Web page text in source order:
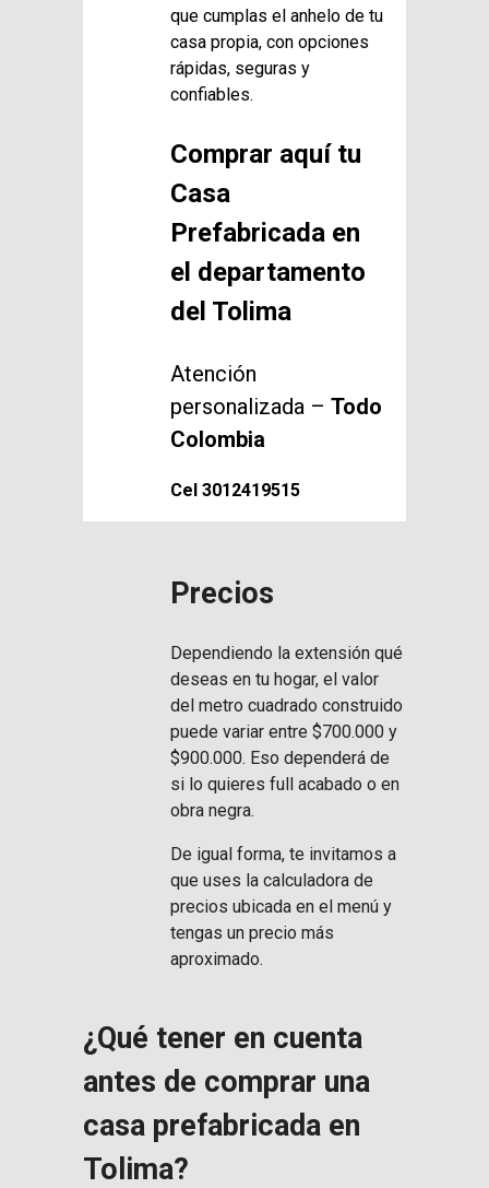
que cumplas el anhelo de tu
casa propia, con opciones
rápidas, seguras y
confiables.
Comprar aquí tu
Casa
Prefabricada en
el departamento
del Tolima
Atención
personalizada – Todo
Colombia
Cel 3012419515
Precios
Dependiendo la extensión qué
deseas en tu hogar, el valor
del metro cuadrado construido
puede variar entre $700.000 y
$900.000. Eso dependerá de
si lo quieres full acabado o en
obra negra.
De igual forma, te invitamos a
que uses la calculadora de
precios ubicada en el menú y
tengas un precio más
aproximado.
¿Qué tener en cuenta
antes de comprar una
casa prefabricada en
Tolima?